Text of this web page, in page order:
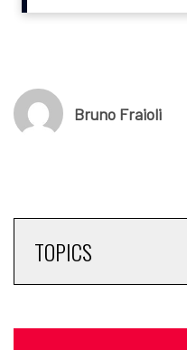
commerciaux du futur
loges. Sur le site officiel du
hospitalité s’arrêtent au
Bruno Fraioli
TOPICS